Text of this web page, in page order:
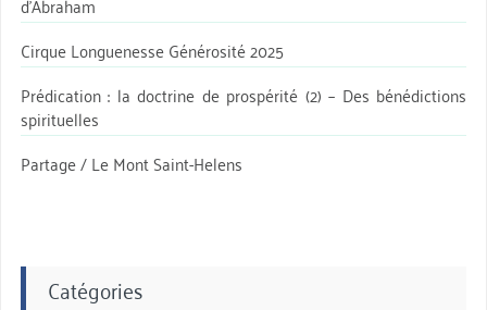
Cirque Longuenesse Générosité 2025
Prédication : la doctrine de prospérité (2) – Des bénédictions
spirituelles
Partage / Le Mont Saint-Helens
Catégories